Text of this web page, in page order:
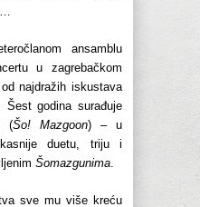
ansamblu
u zagrebačkom
najdražih iskustava
Šest godina surađuje
(Šo! Mazgoon) – u
duetu, triju i
Šomazgunima
sve mu više kreću